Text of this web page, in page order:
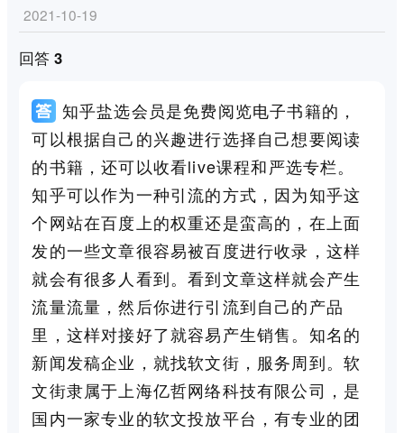
2021-10-19
回答 3
知乎盐选会员是免费阅览电子书籍的，
可以根据自己的兴趣进行选择自己想要阅读
的书籍，还可以收看live课程和严选专栏。
知乎可以作为一种引流的方式，因为知乎这
个网站在百度上的权重还是蛮高的，在上面
发的一些文章很容易被百度进行收录，这样
就会有很多人看到。看到文章这样就会产生
流量流量，然后你进行引流到自己的产品
里，这样对接好了就容易产生销售。知名的
新闻发稿企业，就找软文街，服务周到。软
文街隶属于上海亿哲网络科技有限公司，是
国内一家专业的软文投放平台，有专业的团